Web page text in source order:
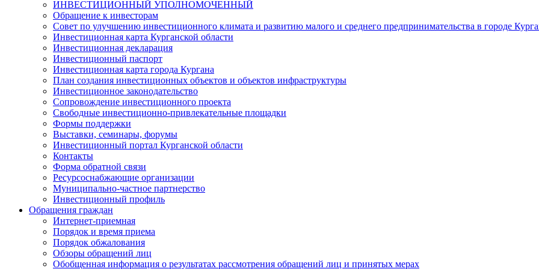
ИНВЕСТИЦИОННЫЙ УПОЛНОМОЧЕННЫЙ
Обращение к инвесторам
Совет по улучшению инвестиционного климата и развитию малого и среднего предпринимательства в городе
Инвестиционная карта Курганской области
Инвестиционная декларация
Инвестиционный паспорт
Инвестиционная карта города Кургана
План создания инвестиционных объектов и объектов инфраструктуры
Инвестиционное законодательство
Сопровождение инвестиционного проекта
Свободные инвестиционно-привлекательные площадки
Формы поддержки
Выставки, семинары, форумы
Инвестиционный портал Курганской области
Контакты
Форма обратной связи
Ресурсоснабжающие организации
Муниципально-частное партнерство
Инвестиционный профиль
Обращения граждан
Интернет-приемная
Порядок и время приема
Порядок обжалования
Обзоры обращений лиц
Обобщенная информация о результатах рассмотрения обращений лиц и принятых мерах